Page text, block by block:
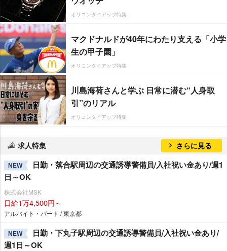
オリコンタイアップ特集
マクドナルドが40年にわたり支える「小学
生の甲子園」
オリコンタイアップ特集
川島海荷さんと学ぶ 日常に潜む“人身取
引”のリアル
オリコンタイアップ特集
求人特集 さらに見る
NEW
日勤・落合駅周辺の交通誘導警備員/入社祝い金あり/週1
日～OK
株式会社MSK
日給1万4,500円～
アルバイト・パート / 東京都
NEW
日勤・下丸子駅周辺の交通誘導警備員/入社祝い金あり/
週1日～OK